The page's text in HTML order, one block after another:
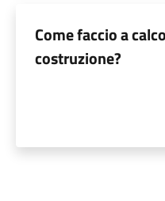
Come faccio a
costruzione?